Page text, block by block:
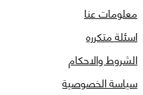
معلومات عنا
اسئلة متكرره
الشروط والاحكام
سياسة الخصوصية